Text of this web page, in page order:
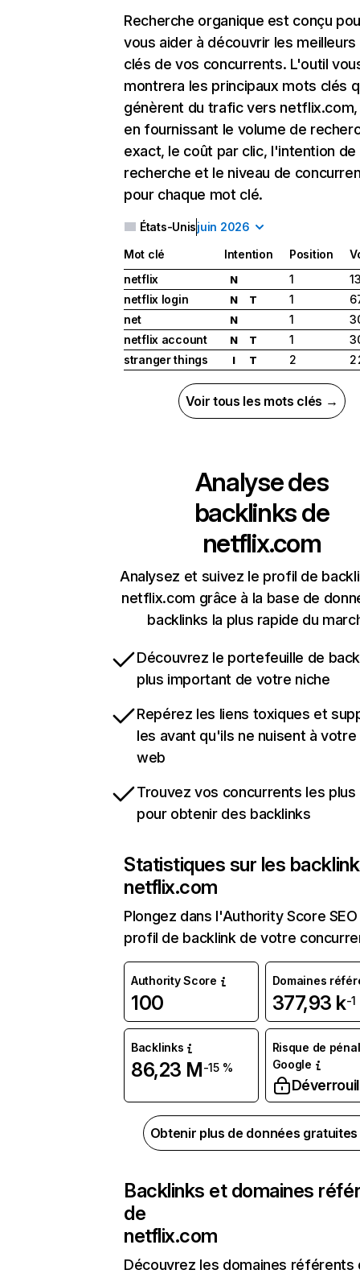
Recherche organique est conçu
vous aider à découvrir les
clés de vos concurrents. L'outil
montrera les principaux mots clés
génèrent du trafic vers
en fournissant le volume de
exact, le coût par clic, l'intention de
recherche et le niveau de
pour chaque mot clé.
États-Unisjuin 2026
Mot clé Intention Position
netflix
N 1
netflix login
N T 1
net
N 1
netflix account
N T 1
stranger things
I T 2 2
Voir tous les mots clés →
Analyse des
backlinks de
netflix.com
Analysez et suivez le profil de
netflix.com grâce à la base de
backlinks la plus rapide du
Découvrez le portefeuille de
plus important de votre niche
Repérez les liens toxiques et
les avant qu'ils ne nuisent à
web
Trouvez vos concurrents les
pour obtenir des backlinks
Statistiques sur les
netflix.com
Plongez dans l'Authority Score
profil de backlink de votre
Authority Score
100
Domaines
377,93 k-1
Backlinks
86,23 M-15 %
Risque de
Google
Obtenir plus de données
Backlinks et domaines
de
netflix.com
Découvrez les domaines référents